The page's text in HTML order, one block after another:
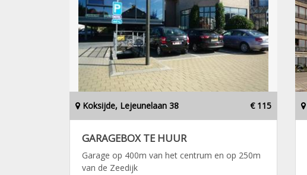
Koksijde, Lejeunelaan 38 € 115
GARAGEBOX TE HUUR
Garage op 400m van het centrum en op 250m
van de Zeedijk